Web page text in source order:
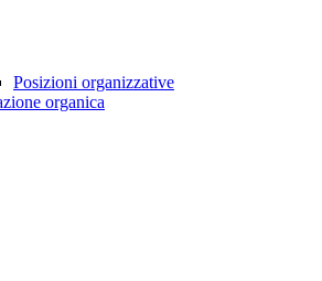
Posizioni organizzative
organica